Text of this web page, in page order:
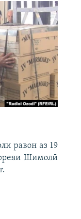
равон аз 19
Шимолӣ